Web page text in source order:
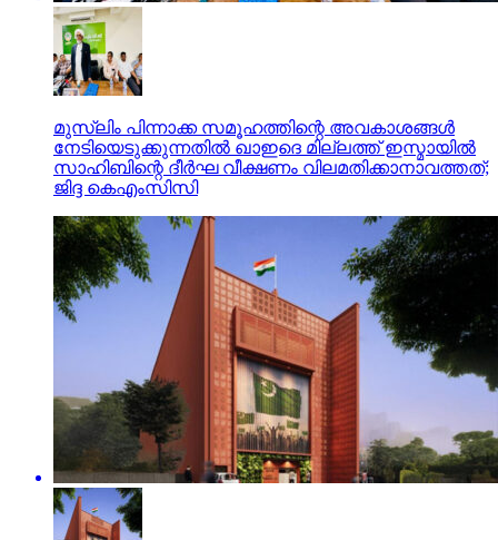
മുസ്ലിം പിന്നാക്ക സമൂഹത്തിന്റെ അവകാശങ്ങള്‍
നേടിയെടുക്കുന്നതില്‍ ഖാഇദെ മില്ലത്ത് ഇസ്മായില്‍
സാഹിബിന്റെ ദീര്‍ഘ വീക്ഷണം വിലമതിക്കാനാവത്തത്;
ജിദ്ദ കെഎംസിസി